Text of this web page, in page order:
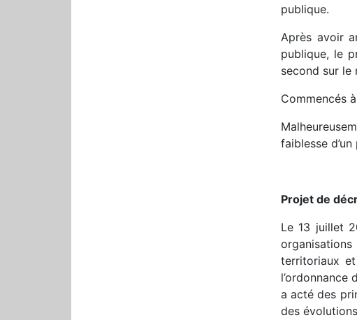
publique.
Après avoir
publique, le
second sur le
Commencés
faiblesse
Projet de
Le 13 juillet
territoriaux
a acté des
des